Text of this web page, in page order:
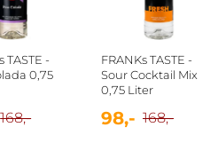
TASTE -
0,75
168,-
FRANKs TASTE -
Sour Cocktail Mix
0,75 Liter
98,- 168,-